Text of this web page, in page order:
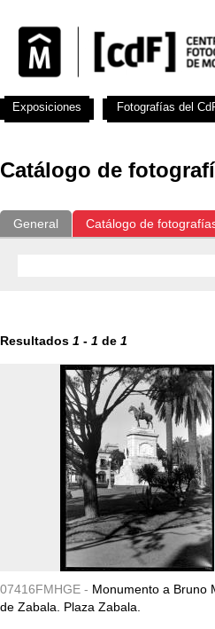
Catálogo de
General Catálogo de
Resultados 1 - 1 de 1
07416FMHGE - Monumento a Bruno
de Zabala. Plaza Zabala.
Exposiciones Fotografías del